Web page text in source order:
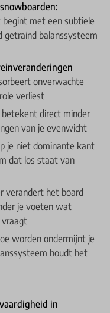
begint met een subtiele
getraind balanssysteem
onverwachte
verliest
direct minder
van je evenwicht
je niet dominante kant
dat los staat van
verandert het board
je voeten wat
vraagt
worden ondermijnt je
houdt het
in